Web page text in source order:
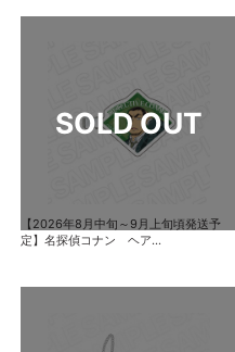
【2026年8月中旬～9月上旬頃発送予
定】名探偵コナン ヘア...